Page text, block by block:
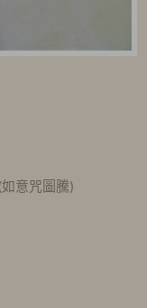
意咒圖騰)